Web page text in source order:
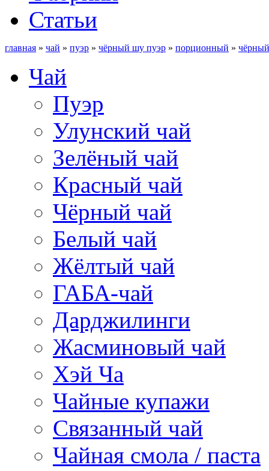
Статьи
главная » чай » пуэр » чёрный шу пуэр » порционный »
Чай
Пуэр
Улунский чай
Зелёный чай
Красный чай
Чёрный чай
Белый чай
Жёлтый чай
ГАБА-чай
Дарджилинги
Жасминовый чай
Хэй Ча
Чайные купажи
Связанный чай
Чайная смола / паста